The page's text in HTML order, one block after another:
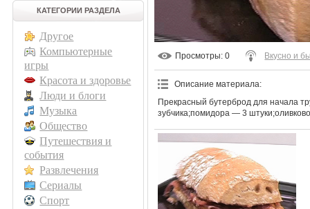
КАТЕГОРИИ РАЗДЕЛА
Другое
Компьютерные
игры
Красота и здоровье
Люди и блоги
Музыка
Общество
Путешествия и
события
Развлечения
Сериалы
Спорт
Просмотры: 0 Вкусно и
Описание материала:
Прекрасный бутерброд для начала
зубчика;помидора — 3